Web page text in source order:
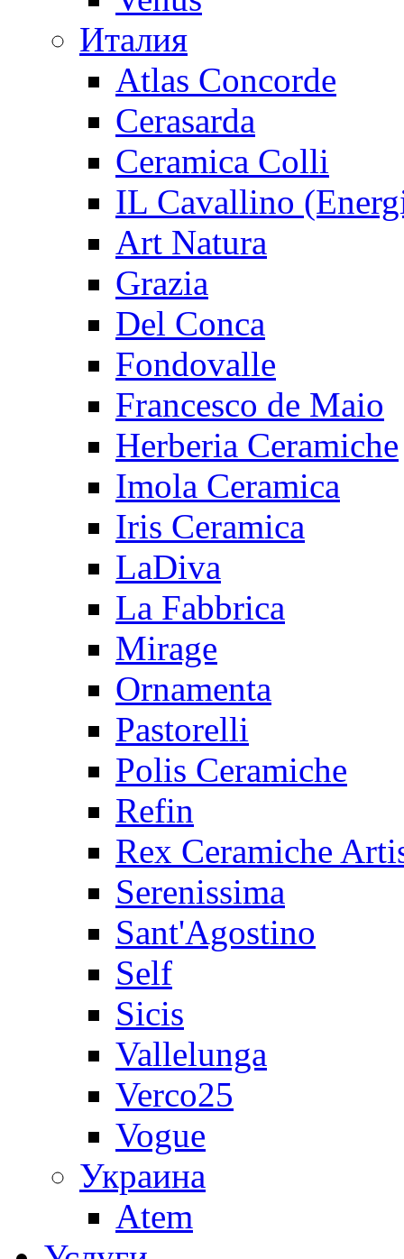
Италия
Atlas Concorde
Cerasarda
Ceramica Colli
IL Cavallino
Art Natura
Grazia
Del Conca
Fondovalle
Francesco de Maio
Herberia Ceramiche
Imola Ceramica
Iris Ceramica
LaDiva
La Fabbrica
Mirage
Ornamenta
Pastorelli
Polis Ceramiche
Refin
Rex Ceramiche
Serenissima
Sant'Agostino
Self
Sicis
Vallelunga
Verco25
Vogue
Украина
Atem